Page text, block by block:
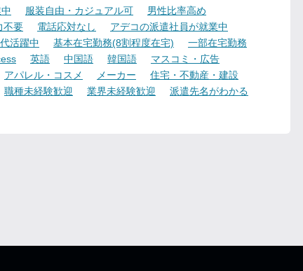
服装自由・カジュアル可
男性比率高め
不要 電話応対なし
アデコの派遣社員が就業中
活躍中 基本在宅勤務(8割程度在宅)
一部在宅勤務
英語 中国語 韓国語
マスコミ・広告
アパレル・コスメ メーカー
住宅・不動産・建設
職種未経験歓迎 業界未経験歓迎
派遣先名がわかる